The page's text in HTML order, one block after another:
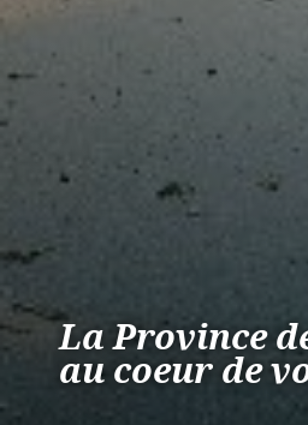
La Province
au coeur de